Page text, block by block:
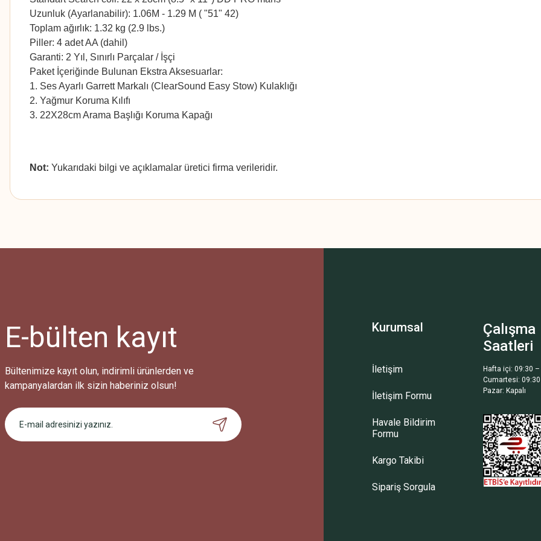
Uzunluk (Ayarlanabilir): 1.06M - 1.29 M ( "51" 42)
Toplam ağırlık: 1.32 kg (2.9 lbs.)
Piller: 4 adet AA (dahil)
Garanti: 2 Yıl, Sınırlı Parçalar / İşçi
Paket İçeriğinde Bulunan Ekstra Aksesuarlar:
1. Ses Ayarlı Garrett Markalı (ClearSound Easy Stow) Kulaklığı
2. Yağmur Koruma Kılıfı
3. 22X28cm Arama Başlığı Koruma Kapağı
Not: Yukarıdaki bilgi ve açıklamalar üretici firma verileridir.
Bu ürüne ilk yorumu siz yapın!
Ürün hakkında henüz soru sorulmamış.
Bu ürüne benzer farklı alternatifler olmalı.
Gönder
E-bülten kayıt
Bültenimize kayıt olun, indirimli ürünlerden ve
kampanyalardan ilk sizin haberiniz olsun!
Kurumsal
İletişim
İletişim Formu
Havale Bildirim
Formu
Kargo Takibi
Sipariş Sorgula
Çalışma
Saatleri
Hafta içi: 09:30
Cumartesi:
Pazar: Kapalı